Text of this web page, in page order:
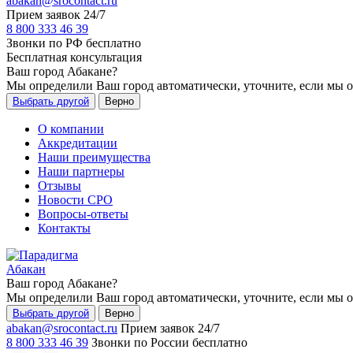
Прием заявок 24/7
8 800 333 46 39
Звонки по РФ бесплатно
Бесплатная консультация
Ваш город Абакане?
Мы определили Ваш город автоматически, уточните, если мы
Выбрать другой Верно
О компании
Аккредитации
Наши преимущества
Наши партнеры
Отзывы
Новости СРО
Вопросы-ответы
Контакты
Абакан
Ваш город Абакане?
Мы определили Ваш город автоматически, уточните, если мы
Выбрать другой Верно
abakan@srocontact.ru Прием заявок 24/7
8 800 333 46 39 Звонки по России бесплатно